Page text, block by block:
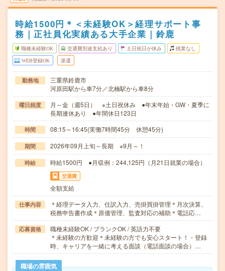
時給1500円＊＜未経験OK＞経理サポート事
務｜正社員化実績ある大手企業｜鈴鹿
職種未経験OK 交通費別途支給あり 土日祝日が休み 残業なし
WEB登録OK 派遣
勤務地
三重県鈴鹿市
河原田駅から車7分／北楠駅から車8分
曜日頻度
月～金（週5日） ※土日祝休み ●年末年始・GW・夏季に
長期連休あり ●年間休日123日
時間 08:15～16:45(実働7時間45分 休憩45分)
期間 2026年09月上旬～長期 ※9月～！
時給 時給1500円 ●月収例：244,125円（月21日就業の場合）
交通費
全額支給
仕事内容
＊経理データ入力、仕訳入力、売掛買掛管理＊月次決算、
税務申告書作成＊原価管理、監査対応の補助＊電話応…
応募資格
職種未経験OK / ブランクOK / 英語力不要
＊未経験の方歓迎＊未経験の方でも安心スタート！・登録
時、キャリアを一緒に考える面談（電話面談の場合）…
職場の雰囲気